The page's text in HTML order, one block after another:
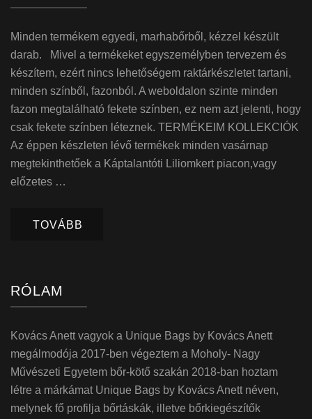
Minden termékem egyedi, marhabőrből, kézzel készült
darab. Mivel a termékeket egyszemélyben tervezem és
készítem, ezért nincs lehetőségem raktárkészletet tartani,
minden színből, fazonból. A weboldalon szinte minden
fazon megtalálható fekete színben, ez nem azt jelenti, hogy
csak fekete színben léteznek. TERMÉKEIM KOLLEKCIÓK
Az éppen készleten lévő termékek minden vasárnap
megtekinthetőek a Káptalantóti Liliomkert piacon,vagy
előzetes …
TOVÁBB
RÓLAM
Kovács Anett vagyok a Unique Bags by Kovács Anett
megálmodója 2017-ben végeztem a Moholy- Nagy
Művészeti Egyetem bőr-kötő szakán 2018-ban hoztam
létre a márkámat Unique Bags by Kovács Anett néven,
melynek fő profilja bőrtáskák, illetve bőrkiegészítők